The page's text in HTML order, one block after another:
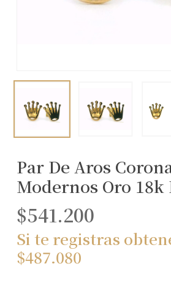
Par De Aros
Modernos Oro 18k
$541.200
Si te registras
$487.080